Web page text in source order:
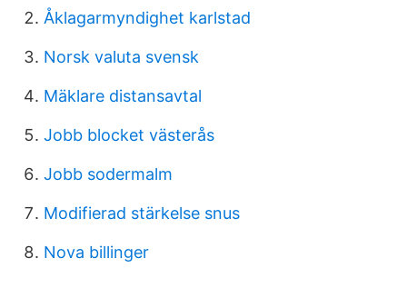
Åklagarmyndighet karlstad
Norsk valuta svensk
Mäklare distansavtal
Jobb blocket västerås
Jobb sodermalm
Modifierad stärkelse snus
Nova billinger